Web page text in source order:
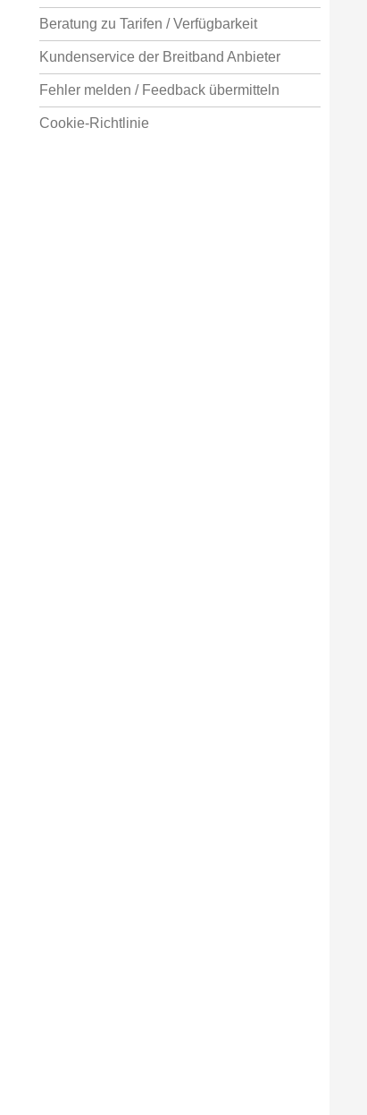
Beratung zu Tarifen / Verfügbarkeit
Kundenservice der Breitband Anbieter
Fehler melden / Feedback übermitteln
Cookie-Richtlinie